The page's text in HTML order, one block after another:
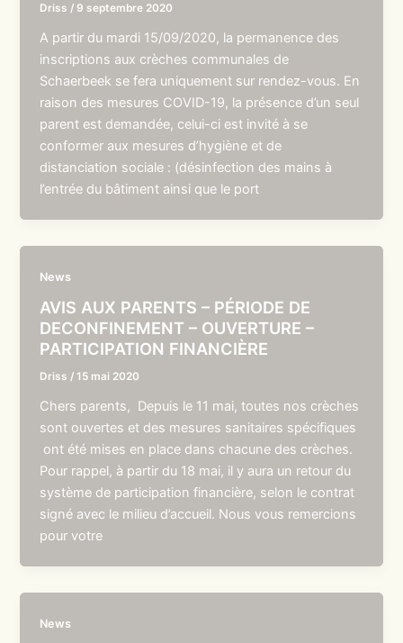
Driss / 9 septembre 2020
A partir du mardi 15/09/2020, la permanence des
inscriptions aux crèches communales de
Schaerbeek se fera uniquement sur rendez-vous. En
raison des mesures COVID-19, la présence d’un seul
parent est demandée, celui-ci est invité à se
conformer aux mesures d’hygiène et de
distanciation sociale : (désinfection des mains à
l’entrée du bâtiment ainsi que le port
News
AVIS AUX PARENTS – PÉRIODE DE
DECONFINEMENT – OUVERTURE –
PARTICIPATION FINANCIÈRE
Driss /15 mai 2020
Chers parents, Depuis le 11 mai, toutes nos crèches
sont ouvertes et des mesures sanitaires spécifiques
ont été mises en place dans chacune des crèches.
Pour rappel, à partir du 18 mai, il y aura un retour du
système de participation financière, selon le contrat
signé avec le milieu d’accueil. Nous vous remercions
pour votre
News